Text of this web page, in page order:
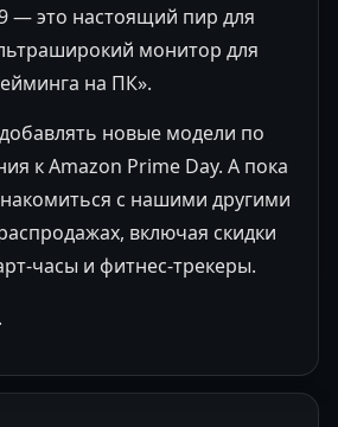
— это настоящий пир для
монитор для
на ПК».
новые модели по
к Amazon Prime Day. А пока
с нашими другими
включая скидки
часы и фитнес-трекеры.